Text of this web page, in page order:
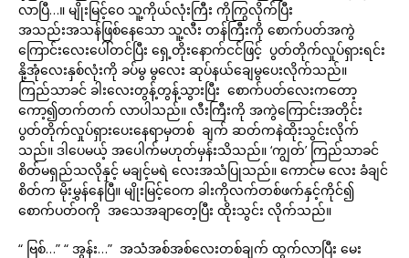
လာပြီ…။ မျိုးမြင့်ဝေ သူ့ကိုယ်လုံးကြီး ကိုကြွလိုက်ပြီး
အသည်းအသန်ဖြစ်နေသော သူ့လီး တန်ကြီးကို စောက်ပတ်အကွဲ
ကြောင်းလေးပေါ်တင်ပြီး ရှေ့တိုးနောက်ငင်ဖြင့် ပွတ်တိုက်လှုပ်ရှားရင်း
နို့အုံလေးနှစ်လုံးကို ခပ်မွ မွလေး ဆုပ်နယ်ချေမွပေးလိုက်သည်။
ကြည်သာခင် ခါးလေးတွန့်တွန့်သွားပြီး စောက်ပတ်လေးကတော့
ကော့၍တက်တက် လာပါသည်။ လီးကြီးကို အကွဲကြောင်းအတိုင်း
ပွတ်တိုက်လှုပ်ရှားပေးနေရာမှတစ် ချက် ဆတ်ကနဲထိုးသွင်းလိုက်
သည်။ ဒါပေမယ့် အပေါက်မဟုတ်မှန်းသိသည်။ ‘ကျွတ်’ ကြည်သာခင်
စိတ်မရှည်သလိုနှင့် မချင့်မရဲ လေးအသံပြုသည်။ ကောင်မ လေး ခံချင်
စိတ်က မိုးမွှန်နေပြီ။ မျိုးမြင့်ဝေက ခါးကိုလက်တစ်ဖက်နှင့်ကိုင်၍
စောက်ပတ်ဝကို အသေအချာတေ့ပြီး ထိုးသွင်း လိုက်သည်။
“ ဗြစ်…” “ အွန်း…” အသံအစ်အစ်လေးတစ်ချက် ထွက်လာပြီး မေး